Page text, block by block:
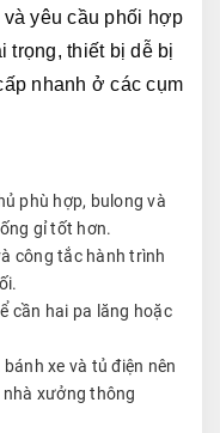
yêu cầu phối hợp
trọng, thiết bị dễ bị
nhanh ở các cụm
phù hợp, bulong và
gỉ tốt hơn.
công tắc hành trình
cần hai pa lăng hoặc
bánh xe và tủ điện nên
xưởng thông